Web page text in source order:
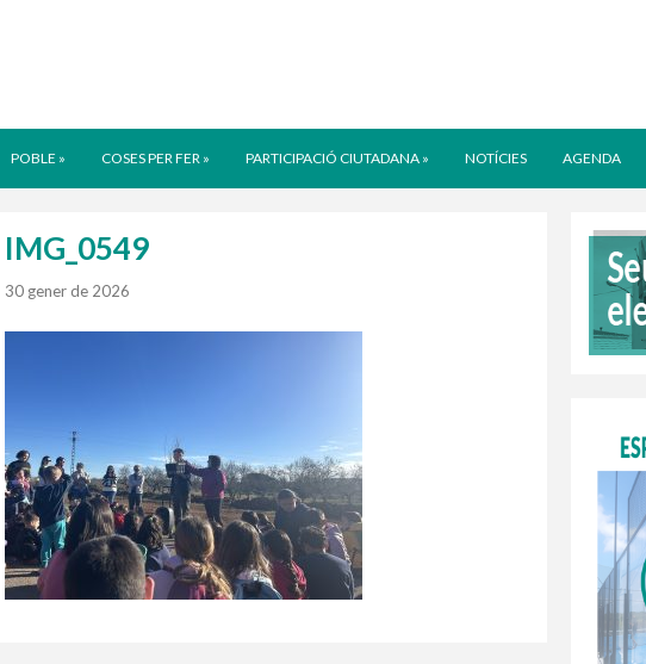
POBLE » COSES PER FER » PARTICIPACIÓ CIUTADANA » NOTÍCIES AGENDA
IMG_0549
30 gener de 2026